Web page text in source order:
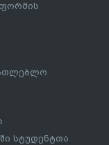
სტუდენტთა